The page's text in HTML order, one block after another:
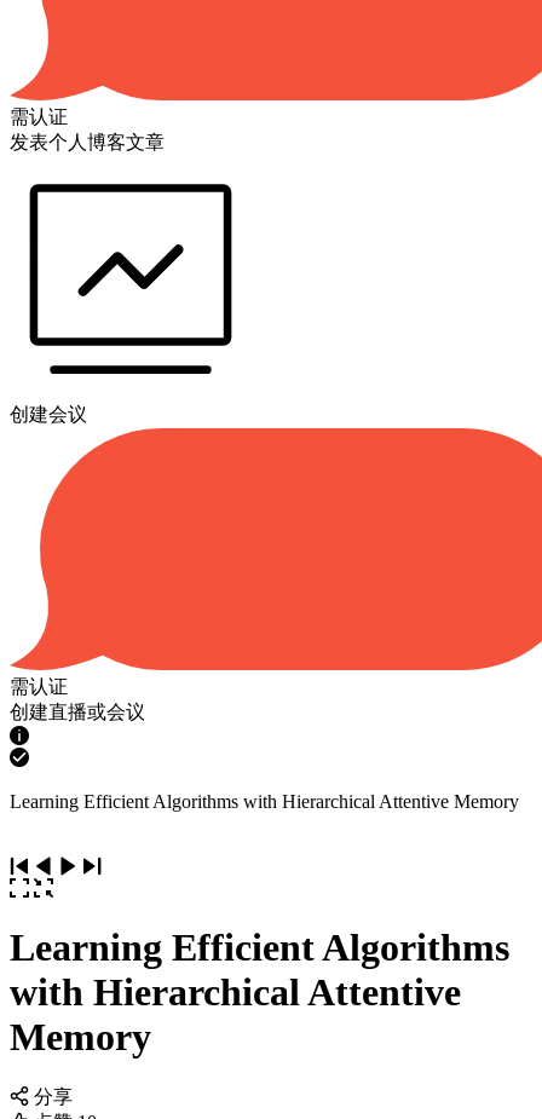
需认证
发表个人博客文章
创建会议
需认证
创建直播或会议
Learning Efficient Algorithms with Hierarchical Attentive Memory
Learning Efficient Algorithms
with Hierarchical Attentive
Memory
分享